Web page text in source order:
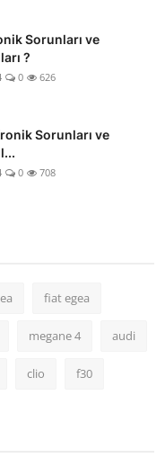
Sorunları ve
?
0 626
Sorunları ve
0 708
fiat egea
megane 4 audi
clio f30